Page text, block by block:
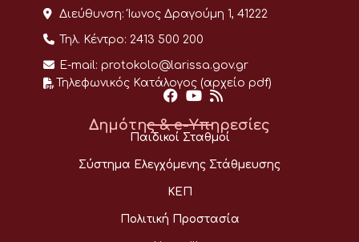
Διεύθυνση: Ίωνος Δραγούμη 1, 41222
Τηλ. Κέντρο: 2413 500 200
E-mail: protokolo@larissa.gov.gr
Τηλεφωνικός Κατάλογος (αρχείο pdf)
Δημότης & e-Υπηρεσίες
Παιδικοί Σταθμοί
Σύστημα Ελεγχόμενης Στάθμευσης
ΚΕΠ
Πολιτική Προστασία